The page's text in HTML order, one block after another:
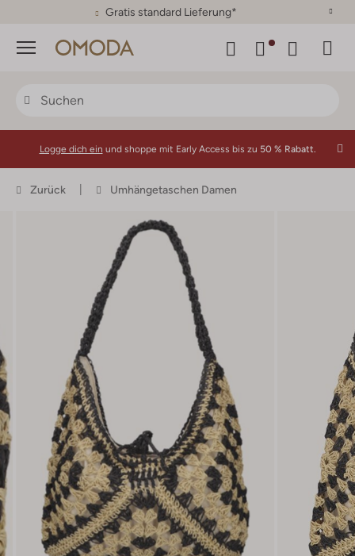
30 Tage Rückgaberecht
Menü
Logge dich ein und shoppe mit Early Access bis zu 50 % Rabatt.
Zurück Umhängetaschen Damen